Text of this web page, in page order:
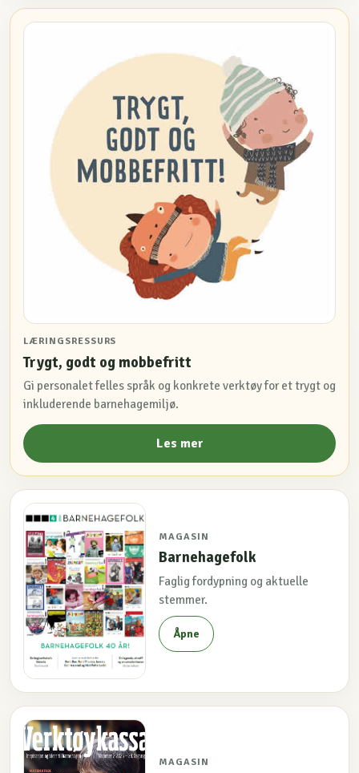
LÆRINGSRESSURS
Trygt, godt og mobbefritt
Gi personalet felles språk og konkrete verktøy for et trygt og
inkluderende barnehagemiljø.
Les mer
MAGASIN
Barnehagefolk
Faglig fordypning og aktuelle
stemmer.
Åpne
MAGASIN